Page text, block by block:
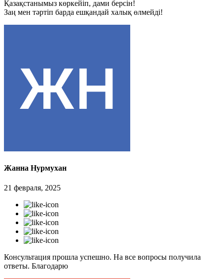
Қазақстанымыз көркейіп, дами берсін!
Заң мен тәртіп барда ешқандай халық өлмейді!
Жанна Нурмухан
21 февраля, 2025
Консультация прошла успешно. На все вопросы получила
ответы. Благодарю